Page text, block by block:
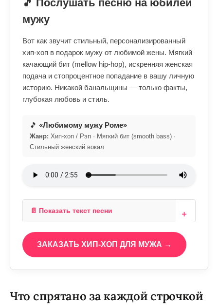
🎵 Послушать песню на юбилей
мужу
Вот как звучит стильный, персонализированный
хип-хоп в подарок мужу от любимой жены. Мягкий
качающий бит (mellow hip-hop), искренняя женская
подача и стопроцентное попадание в вашу личную
историю. Никакой банальщины — только факты,
глубокая любовь и стиль.
🎵 «Любимому мужу Роме»
Жанр: Хип-хоп / Рэп · Мягкий бит (smooth bass) ·
Стильный женский вокал
📄 Показать текст песни
ЗАКАЗАТЬ ХИП-ХОП ДЛЯ МУЖА →
Что спрятано за каждой строчкой